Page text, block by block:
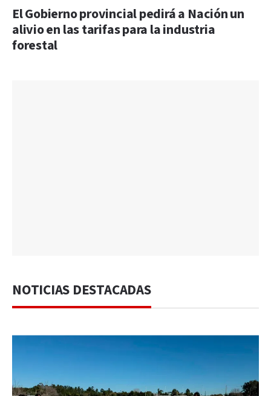
El Gobierno provincial pedirá a Nación un
alivio en las tarifas para la industria
forestal
NOTICIAS DESTACADAS